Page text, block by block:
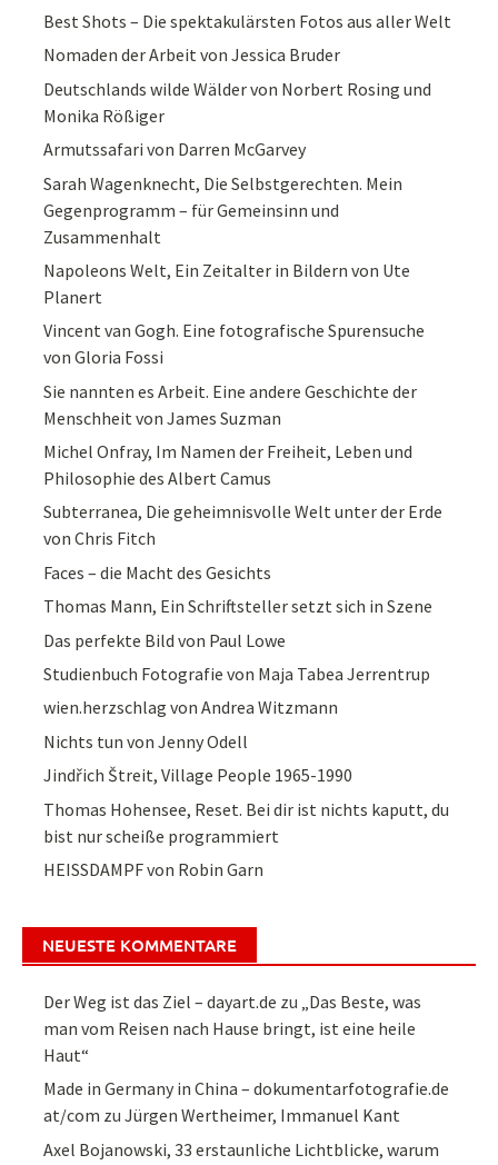
Best Shots – Die spektakulärsten Fotos aus aller Welt
Nomaden der Arbeit von Jessica Bruder
Deutschlands wilde Wälder von Norbert Rosing und
Monika Rößiger
Armutssafari von Darren McGarvey
Sarah Wagenknecht, Die Selbstgerechten. Mein
Gegenprogramm – für Gemeinsinn und
Zusammenhalt
Napoleons Welt, Ein Zeitalter in Bildern von Ute
Planert
Vincent van Gogh. Eine fotografische Spurensuche
von Gloria Fossi
Sie nannten es Arbeit. Eine andere Geschichte der
Menschheit von James Suzman
Michel Onfray, Im Namen der Freiheit, Leben und
Philosophie des Albert Camus
Subterranea, Die geheimnisvolle Welt unter der Erde
von Chris Fitch
Faces – die Macht des Gesichts
Thomas Mann, Ein Schriftsteller setzt sich in Szene
Das perfekte Bild von Paul Lowe
Studienbuch Fotografie von Maja Tabea Jerrentrup
wien.herzschlag von Andrea Witzmann
Nichts tun von Jenny Odell
Jindřich Štreit, Village People 1965-1990
Thomas Hohensee, Reset. Bei dir ist nichts kaputt, du
bist nur scheiße programmiert
HEISSDAMPF von Robin Garn
NEUESTE KOMMENTARE
Der Weg ist das Ziel – dayart.de zu „Das Beste, was
man vom Reisen nach Hause bringt, ist eine heile
Haut“
Made in Germany in China – dokumentarfotografie.de
at/com zuJürgen Wertheimer, Immanuel Kant
Axel Bojanowski, 33 erstaunliche Lichtblicke, warum